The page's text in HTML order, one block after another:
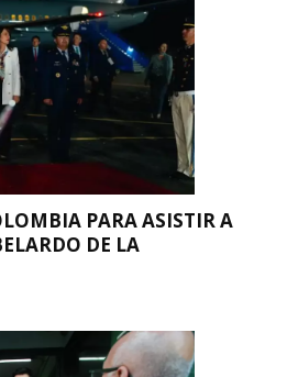
PARA ASISTIR A
DE LA